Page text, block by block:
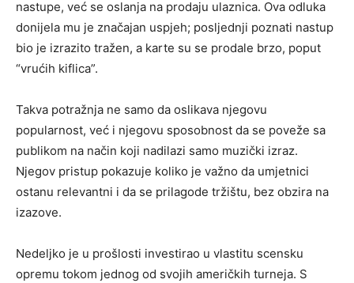
nastupe, već se oslanja na prodaju ulaznica. Ova odluka
donijela mu je značajan uspjeh; posljednji poznati nastup
bio je izrazito tražen, a karte su se prodale brzo, poput
“vrućih kiflica”.
Takva potražnja ne samo da oslikava njegovu
popularnost, već i njegovu sposobnost da se poveže sa
publikom na način koji nadilazi samo muzički izraz.
Njegov pristup pokazuje koliko je važno da umjetnici
ostanu relevantni i da se prilagode tržištu, bez obzira na
izazove.
Nedeljko je u prošlosti investirao u vlastitu scensku
opremu tokom jednog od svojih američkih turneja. S